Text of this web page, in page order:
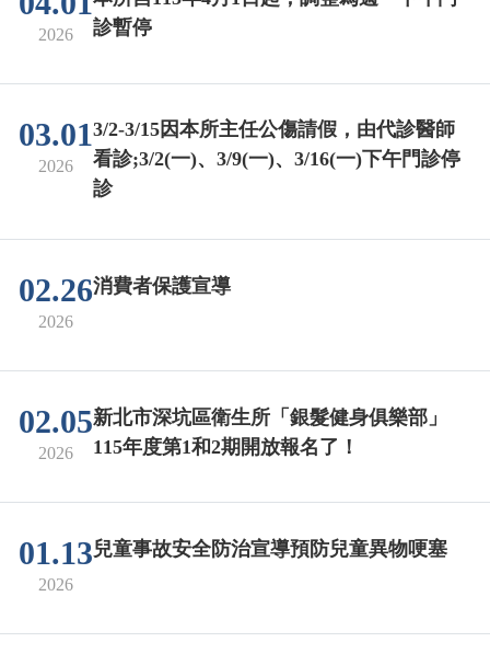
2026
診暫停
03.01
2026
3/2-3/15因本所主任公傷請假，由代診醫師
看診;3/2(一)、3/9(一)、3/16(一)下午門診停
診
02.26
2026
消費者保護宣導
02.05
2026
新北市深坑區衛生所「銀髮健身俱樂部」
115年度第1和2期開放報名了！
01.13
2026
兒童事故安全防治宣導預防兒童異物哽塞